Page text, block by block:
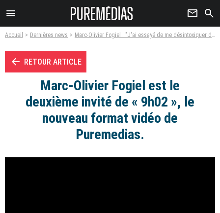
menu newsletter search
Accueil Dernières news Marc-Olivier Fogiel : "J'ai essayé de me désintoxiquer des audiences"
arrow_left RETOUR ARTICLE
Marc-Olivier Fogiel est le
deuxième invité de « 9h02 », le
nouveau format vidéo de
Puremedias.